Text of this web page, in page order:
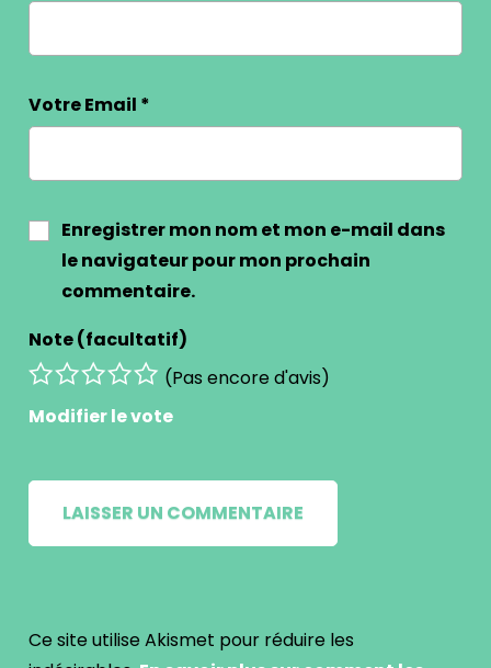
Votre Email *
Enregistrer mon nom et mon e-mail dans
le navigateur pour mon prochain
commentaire.
Note (facultatif)
(Pas encore d'avis)
Modifier le vote
Ce site utilise Akismet pour réduire les